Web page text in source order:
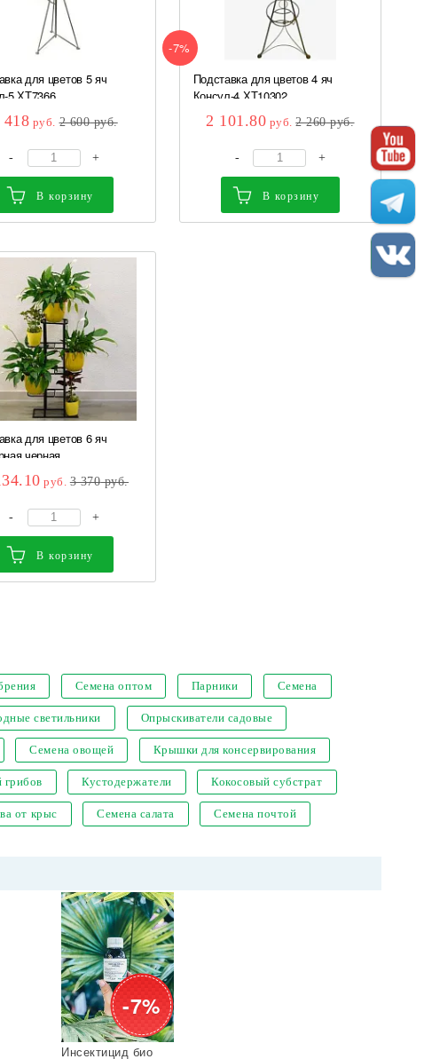
для цветов 5 яч
5 ХТ7366
418 руб. 2 600руб.
- +
В корзину
-7%
Подставка для цветов 4 яч
Консул-4 ХТ10302
2 101.80 руб. 2 260руб.
- +
В корзину
для цветов 6 яч
черная ...
руб. 3 370руб.
- +
В корзину
Семена оптом Парники Семена
светильники Опрыскиватели садовые
Семена овощей Крышки для консервирования
Кустодержатели Кокосовый субстрат
от крыс Семена салата Семена почтой
-7%
Инсектицид био